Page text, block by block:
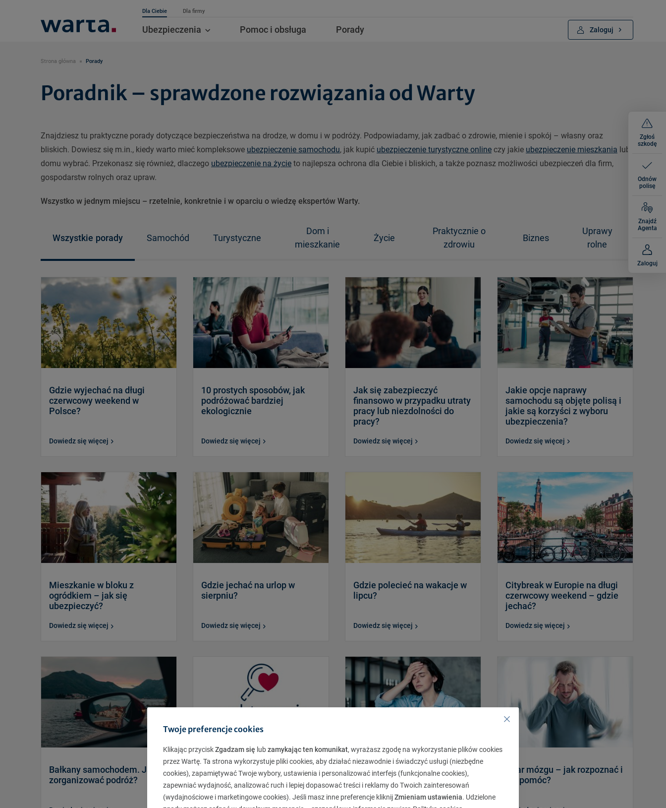
Dla Ciebie Dla firmy
Ubezpieczenia Pomoc i obsługa Porady Zaloguj
Strona główna Porady
Poradnik – sprawdzone rozwiązania od Warty
Znajdziesz tu praktyczne porady dotyczące bezpieczeństwa na drodze, w domu i w podróży. Podpowiadamy, jak zadbać o zdrowie, mienie i spokój – własny oraz
bliskich. Dowiesz się m.in., kiedy warto mieć kompleksowe ubezpieczenie samochodu, jak kupić ubezpieczenie turystyczne online czy jakie ubezpieczenie mieszkania lub
domu wybrać. Przekonasz się również, dlaczego ubezpieczenie na życie to najlepsza ochrona dla Ciebie i bliskich, a także poznasz możliwości ubezpieczeń dla firm,
gospodarstw rolnych oraz upraw.
Wszystko w jednym miejscu – rzetelnie, konkretnie i w oparciu o wiedzę ekspertów Warty.
Wszystkie porady Samochód Turystyczne
Dom i
mieszkanie
Życie
Praktycznie o
zdrowiu
Biznes
Uprawy
rolne
Gdzie wyjechać na długi
czerwcowy weekend w
Polsce?
Dowiedz się więcej
10 prostych sposobów, jak
podróżować bardziej
ekologicznie
Dowiedz się więcej
Jak się zabezpieczyć
finansowo w przypadku utraty
pracy lub niezdolności do
pracy?
Dowiedz się więcej
Jakie opcje naprawy
samochodu są objęte polisą i
jakie są korzyści z wyboru
ubezpieczenia?
Dowiedz się więcej
Mieszkanie w bloku z
ogródkiem – jak się
ubezpieczyć?
Dowiedz się więcej
Gdzie jechać na urlop w
sierpniu?
Dowiedz się więcej
Gdzie polecieć na wakacje w
lipcu?
Dowiedz się więcej
Citybreak w Europie na długi
czerwcowy weekend – gdzie
jechać?
Dowiedz się więcej
Bałkany samochodem. Jak
zorganizować podróż?
Życie i zdrowie warto
ubezpieczyć. Twoje też
Zawał może zdarzyć się
wszędzie. Sprawdź, jak
reagować
Udar mózgu – jak rozpoznać i
jak pomóc?
Zgłoś
szkodę
Odnów
polisę
Znajdź
Agenta
Zaloguj
Twoje preferencje cookies
Klikając przyciskZgadzam się lubzamykając ten komunikat, wyrażasz zgodę na wykorzystanie plików cookies
przez Wartę. Ta strona wykorzystuje pliki cookies, aby działać niezawodnie i świadczyć usługi (niezbędne
cookies), zapamiętywać Twoje wybory, ustawienia i personalizować interfejs (funkcjonalne cookies),
zapewniać wydajność, analizować ruch i lepiej dopasować treści i reklamy do Twoich zainteresowań
(wydajnościowe i marketingowe cookies). Jeśli masz inne preferencje kliknijZmieniam ustawienia. Udzielone